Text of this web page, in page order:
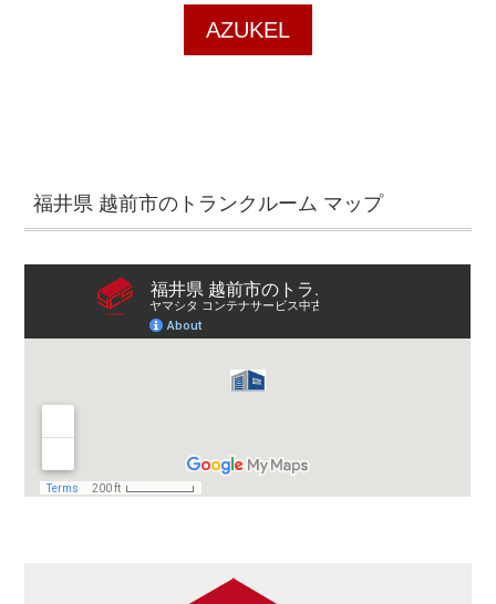
AZUKEL
福井県 越前市のトランクルーム マップ